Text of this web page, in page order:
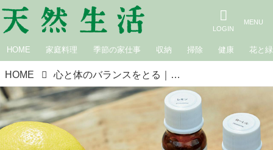
HOME 家庭料理 季節の家仕事 収納 掃除 健康 花と緑
HOME 心と体のバランスをとる｜アロマとハーブのやさしい手当て／萩尾エリ子さん